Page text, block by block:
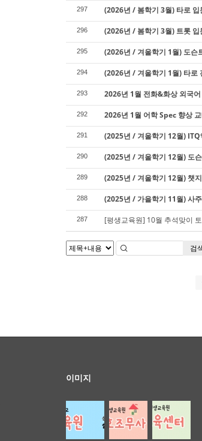
297 (2026년 / 봄학기 3월) 타로 입
296 (2026년 / 봄학기 3월) 트롯 입
295 (2026년 / 겨울학기 1월) 도슨
294 (2026년 / 겨울학기 1월) 타로
293 2026년 1월 전화&화상 외국어
292 2026년 1월 어학 Spec 향상
291 (2025년 / 겨울학기 12월) ITQ
290 (2025년 / 겨울학기 12월) 도
289 (2025년 / 겨울학기 12월) 챗
288 (2025년 / 가을학기 11월) 사
287 [평생교육원] 10월 추석맞이
검
이미지